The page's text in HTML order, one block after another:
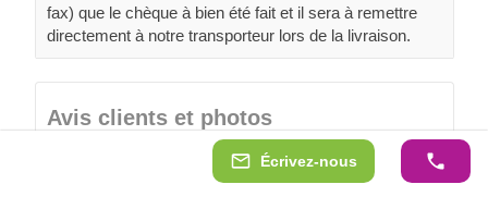
fax) que le chèque à bien été fait et il sera à remettre
directement à notre transporteur lors de la livraison.
Avis clients et photos
Écrivez-nous